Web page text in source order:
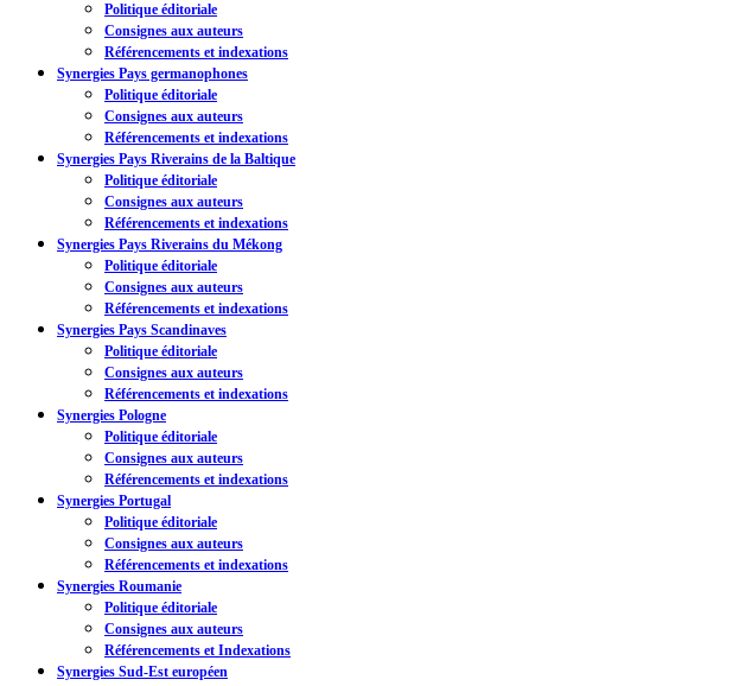
Politique éditoriale
Consignes aux auteurs
Référencements et indexations
Synergies Pays germanophones
Politique éditoriale
Consignes aux auteurs
Référencements et indexations
Synergies Pays Riverains de la Baltique
Politique éditoriale
Consignes aux auteurs
Référencements et indexations
Synergies Pays Riverains du Mékong
Politique éditoriale
Consignes aux auteurs
Référencements et indexations
Synergies Pays Scandinaves
Politique éditoriale
Consignes aux auteurs
Référencements et indexations
Synergies Pologne
Politique éditoriale
Consignes aux auteurs
Référencements et indexations
Synergies Portugal
Politique éditoriale
Consignes aux auteurs
Référencements et indexations
Synergies Roumanie
Politique éditoriale
Consignes aux auteurs
Référencements et Indexations
Synergies Sud-Est européen